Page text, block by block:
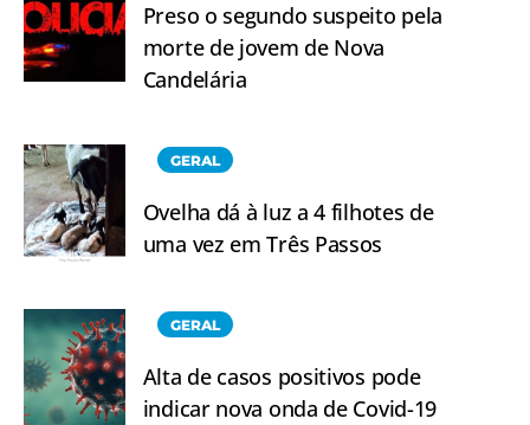
Preso o segundo suspeito pela
morte de jovem de Nova
Candelária
GERAL
Ovelha dá à luz a 4 filhotes de
uma vez em Três Passos
GERAL
Alta de casos positivos pode
indicar nova onda de Covid-19